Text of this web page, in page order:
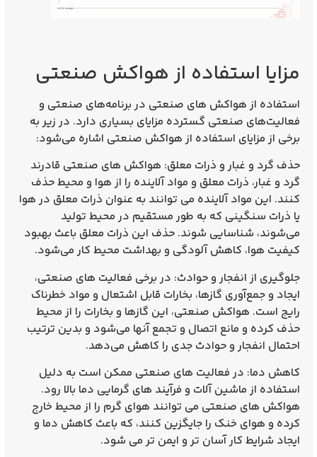
مزایا استفاده از هواکش صنعتی
استفاده از هواکش‌ های صنعتی در برنامه‌های صنعتی و
فعالیت‌های صنعتی گسترده مزایای بسیاری دارد. در زیر به
برخی از مزایای استفاده از هواکش صنعتی اشاره می‌شود:
حذف گرد و غبار و ذرات معلق: هواکش‌ های صنعتی قادرند
گرد و غبار، ذرات معلق و مواد آلاینده را از هوا و محیط حذف
کنند. این مواد آلاینده می‌ توانند به عنوان ذرات معلق در هوا
یا ذرات سنگینی که به طور مستقیم در محیط تولید
می‌شوند، شناسایی شوند. حذف این ذرات معلق باعث بهبود
کیفیت هوا، کاهش آلودگی و بهداشت محیط کار می‌شود.
جلوگیری از انفجار و حوادث: در برخی فعالیت‌ های صنعتی،
ایجاد و جمع‌آوری گازها، بخارات قابل اشتعال و مواد خطرناک
رایج است. هواکش صنعتی، این گازها و بخارات را از محیط
حذف کرده و مانع اتصال و تجمع آنها می‌شود و بدین ترتیب
احتمال انفجار و حوادث جدی را کاهش می‌دهد.
کاهش دما: در فعالیت‌ های صنعتی ممکن است به دلیل
استفاده از ماشین‌ آلات و فرآیند های گرمایی دما بالا رود.
هواکش‌ های صنعتی می‌ توانند هوای گرم را از محیط خارج
کرده و هوای خنک را جایگزین کنند، که باعث کاهش دما و
ایجاد شرایط کار آسان‌ تر و ایمن‌ تر می‌ شود.